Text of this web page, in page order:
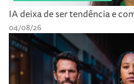
IA deixa de ser tendência e
04/08/26